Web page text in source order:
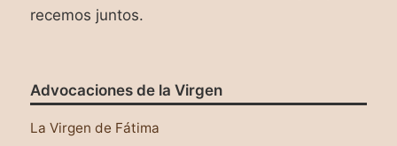
recemos juntos.
Advocaciones de la Virgen
La Virgen de Fátima